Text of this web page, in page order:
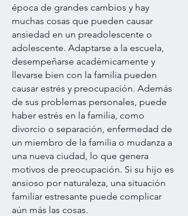
época de grandes cambios y hay
muchas cosas que pueden causar
ansiedad en un preadolescente o
adolescente. Adaptarse a la escuela,
desempeñarse académicamente y
llevarse bien con la familia pueden
causar estrés y preocupación. Además
de sus problemas personales, puede
haber estrés en la familia, como
divorcio o separación, enfermedad de
un miembro de la familia o mudanza a
una nueva ciudad, lo que genera
motivos de preocupación. Si su hijo es
ansioso por naturaleza, una situación
familiar estresante puede complicar
aún más las cosas.